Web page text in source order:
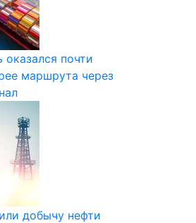
почти
маршрута через
добычу нефти